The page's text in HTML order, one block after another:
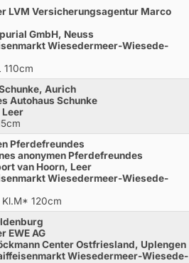
LVM Versicherungsagentur Marco
GmbH, Neuss
Wiesedermeer-Wiesede-
110cm
Aurich
Autohaus Schunke
Leer
Pferdefreundes
anonymen Pferdefreundes
van Hoorn, Leer
Wiesedermeer-Wiesede-
120cm
EWE AG
Center Ostfriesland, Uplengen
Wiesedermeer-Wiesede-